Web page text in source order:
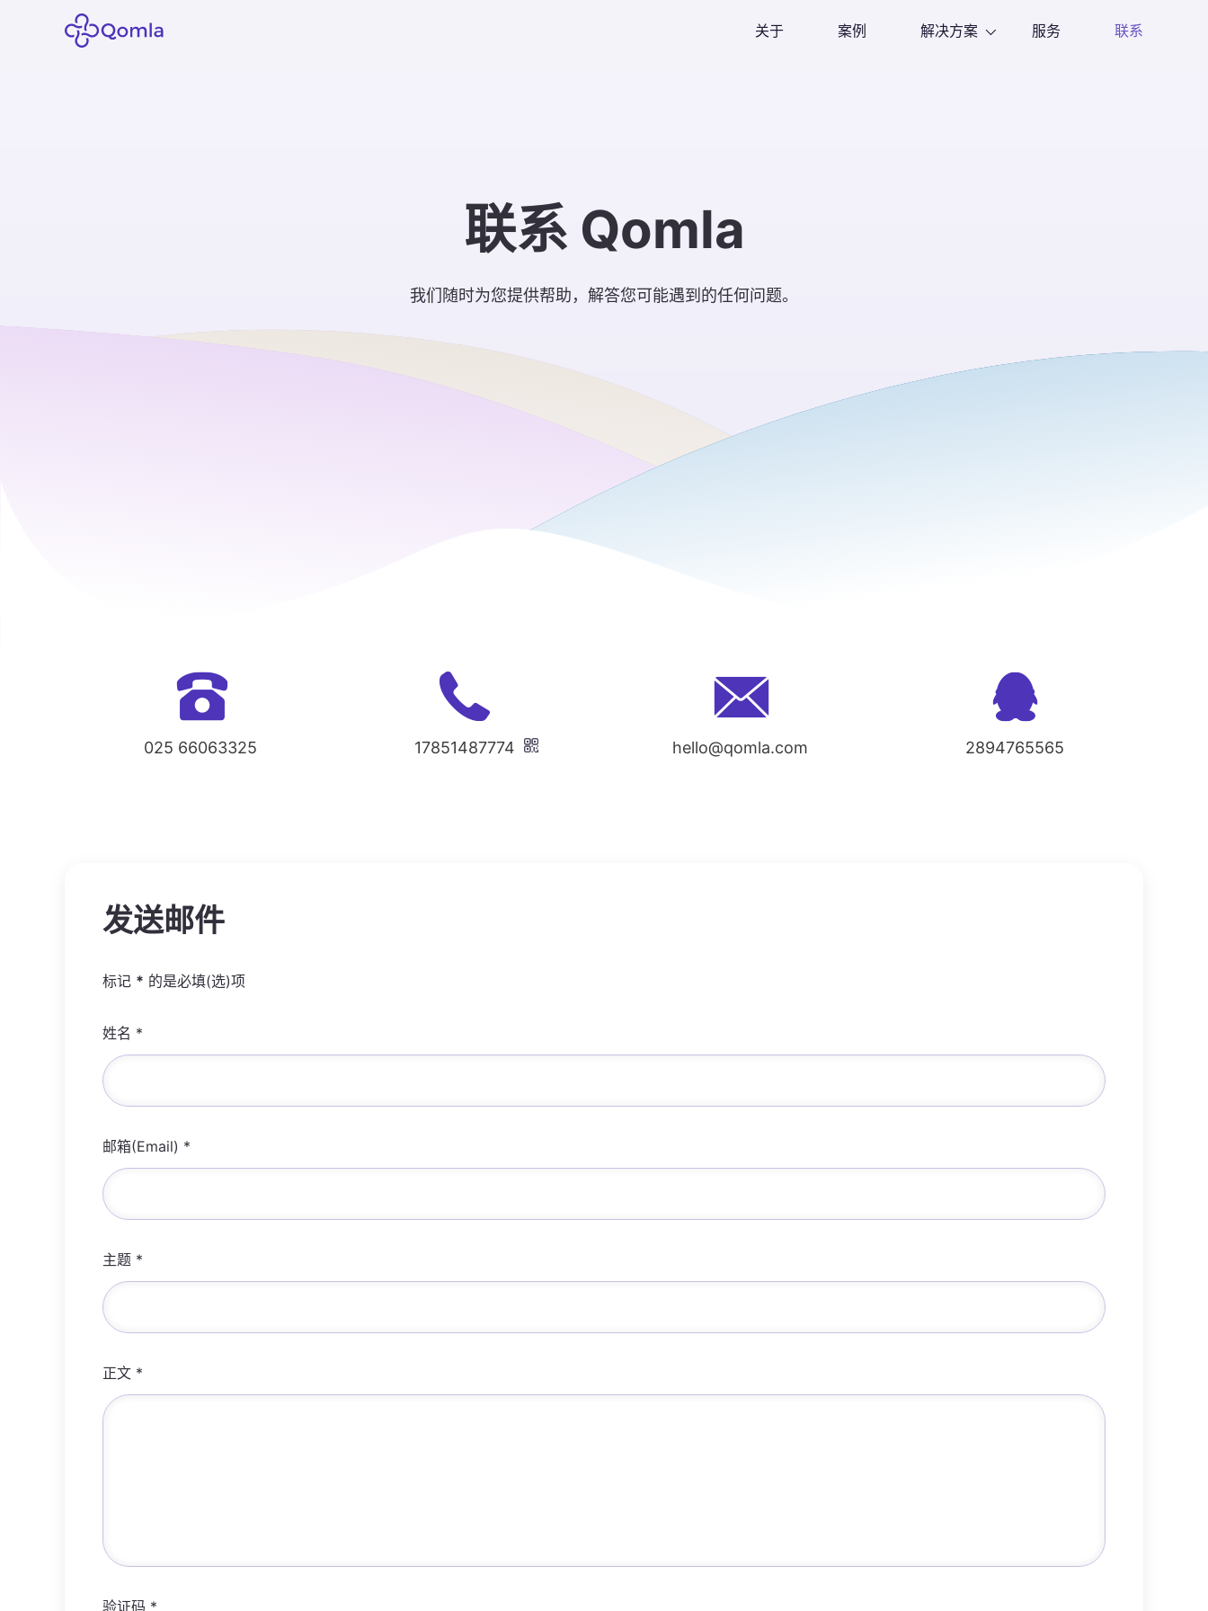
关于 案例 解决方案 服务 联系
联系 Qomla
我们随时为您提供帮助，解答您可能遇到的任何问题。
025 66063325 17851487774 hello@qomla.com 2894765565
发送邮件
标记 * 的是必填(选)项
姓名 *
邮箱(Email) *
主题 *
正文 *
验证码 *